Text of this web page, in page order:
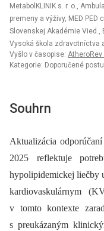
MetabolKLINIK s. r. o.,
premeny a výživy, MED PED
Slovenskej Akadémie Vied.,
Vysoká škola zdravotníctva
Vyšlo v časopise: AtheroRev
Kategorie: Doporučené
Souhrn
Aktualizácia
2025 reflektuje
hypolipidemickej liečby
kardiovaskulárnym
v tomto kontexte
s preukázaným